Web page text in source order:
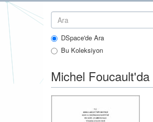
DSpace'de Ara
Bu Koleksiyon
Michel